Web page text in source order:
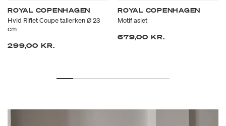
ROYAL COPENHAGEN
Hvid Riflet Coupe tallerken Ø 23
cm
299,00 KR.
ROYAL COPENHAGEN
Motif asiet
679,00 KR.